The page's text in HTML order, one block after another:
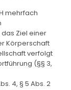
mehrfach
Ziel einer
Körperschaft
verfolgt
(§§ 3,
4, § 5 Abs. 2